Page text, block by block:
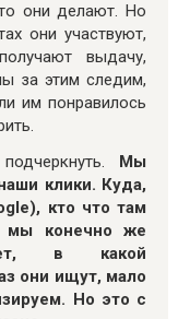
они делают. Но
они участвуют,
выдачу,
за этим следим,
им понравилось
Мы
клики. Куда,
кто что там
мы конечно же
в какой
они ищут, мало
Но это с